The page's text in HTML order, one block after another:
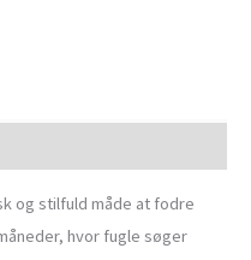
og stilfuld måde at fodre
hvor fugle søger